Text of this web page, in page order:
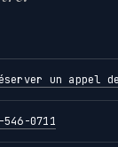
un appel
546-0711